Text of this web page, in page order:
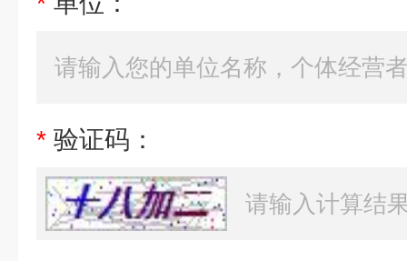
* 验证码：